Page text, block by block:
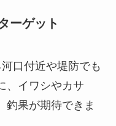
ーゲット
口付近や堤防でも
、イワシやカサ
釣果が期待できま